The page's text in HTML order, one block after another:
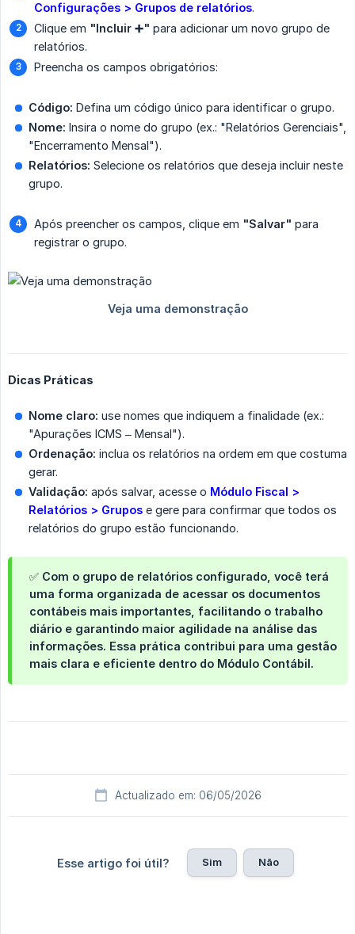
Configurações > Grupos de relatórios.
Clique em "Incluir ➕" para adicionar um novo grupo de
relatórios.
Preencha os campos obrigatórios:
Código: Defina um código único para identificar o grupo.
Nome: Insira o nome do grupo (ex.: "Relatórios Gerenciais",
"Encerramento Mensal").
Relatórios: Selecione os relatórios que deseja incluir neste
grupo.
Após preencher os campos, clique em "Salvar" para
registrar o grupo.
Dicas Práticas
Nome claro: use nomes que indiquem a finalidade (ex.:
"Apurações ICMS – Mensal").
Ordenação: inclua os relatórios na ordem em que costuma
gerar.
Validação: após salvar, acesse o Módulo Fiscal >
Relatórios > Grupos e gere para confirmar que todos os
relatórios do grupo estão funcionando.
✅ Com o grupo de relatórios configurado, você terá
uma forma organizada de acessar os documentos
contábeis mais importantes, facilitando o trabalho
diário e garantindo maior agilidade na análise das
informações. Essa prática contribui para uma gestão
mais clara e eficiente dentro do Módulo Contábil.
Actualizado em: 06/05/2026
Esse artigo foi útil? Sim Não